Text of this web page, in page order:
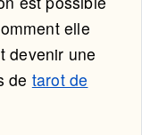
elle
devenir une
de tarot de